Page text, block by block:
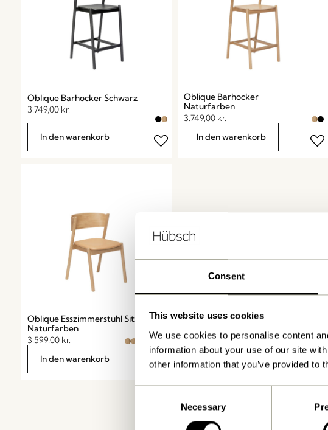
Consent
This website uses cookies
We use cookies to personalise content
information about your use of our site
other information that you’ve provided to
Necessary
Oblique Barhocker Schwarz
3.749,00 kr.
In den warenkorb
Oblique Barhocker
Naturfarben
3.749,00 kr.
In den warenkorb
Oblique Esszimmerstuhl Sitz
Naturfarben
3.599,00 kr.
In den warenkorb